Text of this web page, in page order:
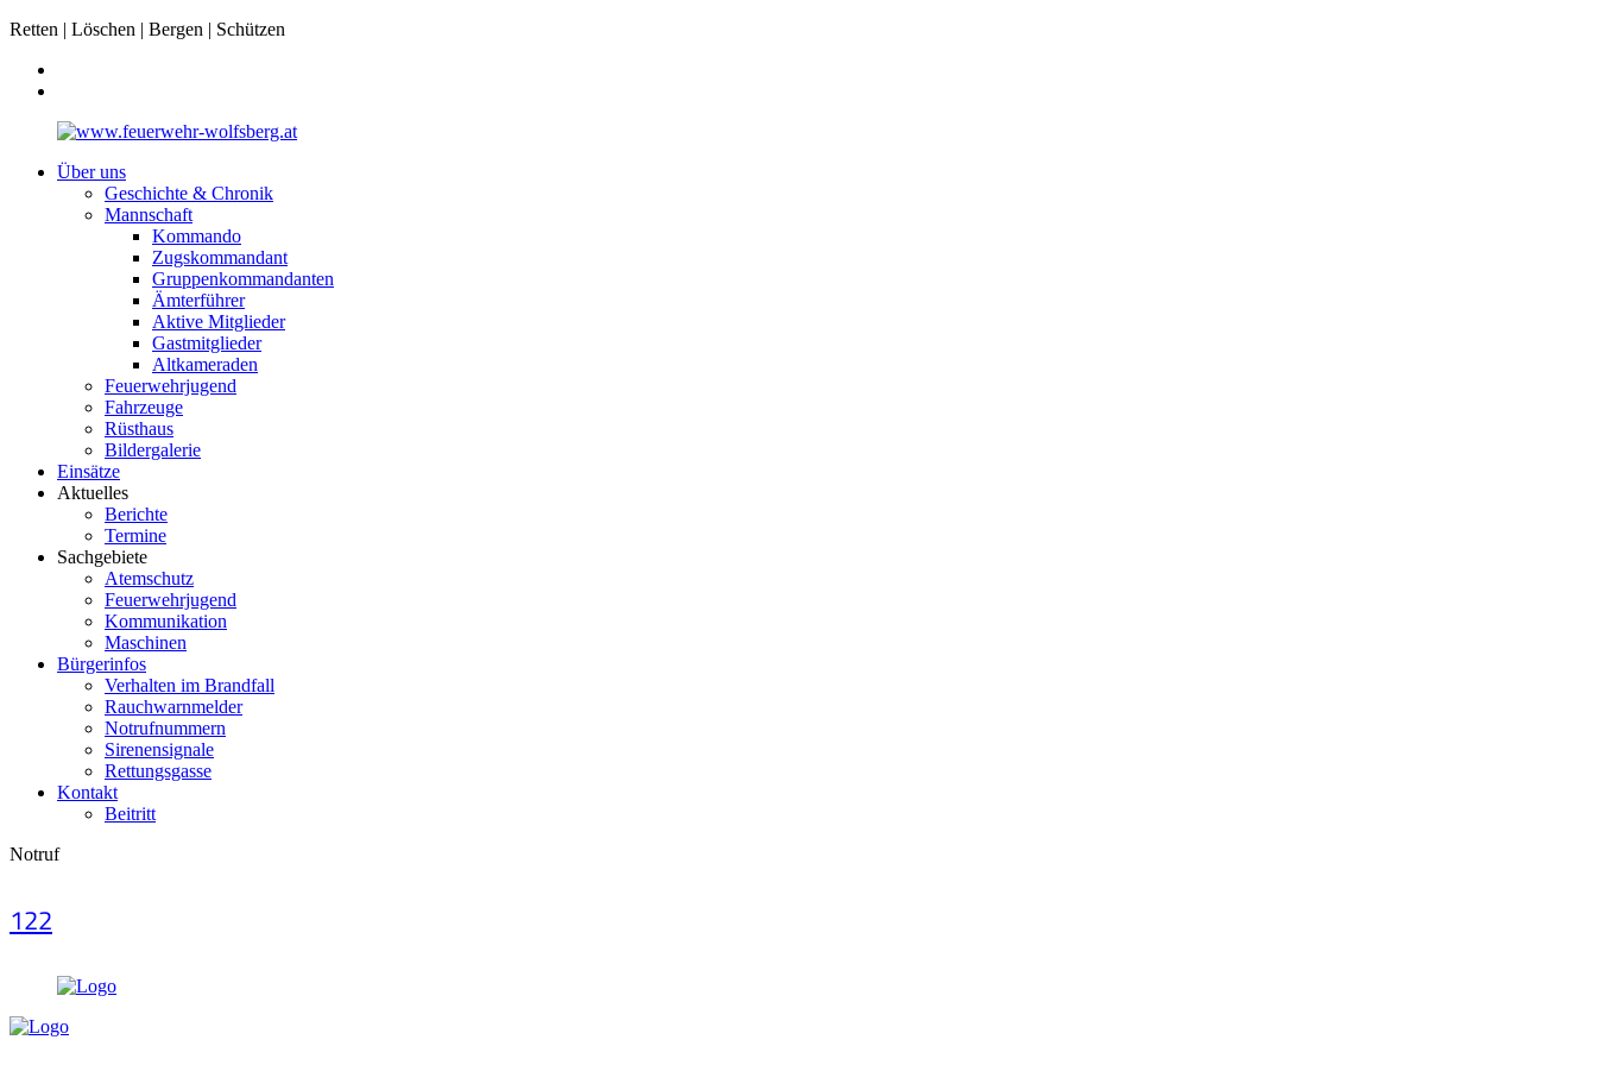
Retten | Löschen | Bergen | Schützen
Über uns
Geschichte & Chronik
Mannschaft
Kommando
Zugskommandant
Gruppenkommandanten
Ämterführer
Aktive Mitglieder
Gastmitglieder
Altkameraden
Feuerwehrjugend
Fahrzeuge
Rüsthaus
Bildergalerie
Einsätze
Aktuelles
Berichte
Termine
Sachgebiete
Atemschutz
Feuerwehrjugend
Kommunikation
Maschinen
Bürgerinfos
Verhalten im Brandfall
Rauchwarnmelder
Notrufnummern
Sirenensignale
Rettungsgasse
Kontakt
Beitritt
Notruf
122